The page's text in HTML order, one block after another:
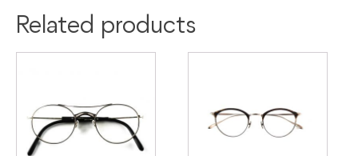
Related products